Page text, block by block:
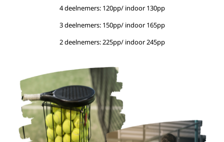
4 deelnemers: 120pp/ indoor 130pp
3 deelnemers: 150pp/ indoor 165pp
2 deelnemers: 225pp/ indoor 245pp